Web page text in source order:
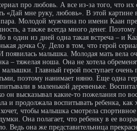
про любовь. А все из-за того, что
«Дай мне руку, любовь». В этой картине
пара. Молодой мужчина по имени Каан
а также всегда много денег.
в один из дней одна такая встреча – и
дочка Су. Дело в том, что герой
малышка. Молодая мать вела
– тяжелая ноша. Она не хотела
малышки. Главный герой поступает
поэтому нанимает няню. Еще одна
в маленькой деревеньке.
он высказывал какие-то пожелания по
и продолжала воспитывать ребенка, как
чтобы малышка смотрела
Она полагает, что ребенку в ее
Ведь она же представительница